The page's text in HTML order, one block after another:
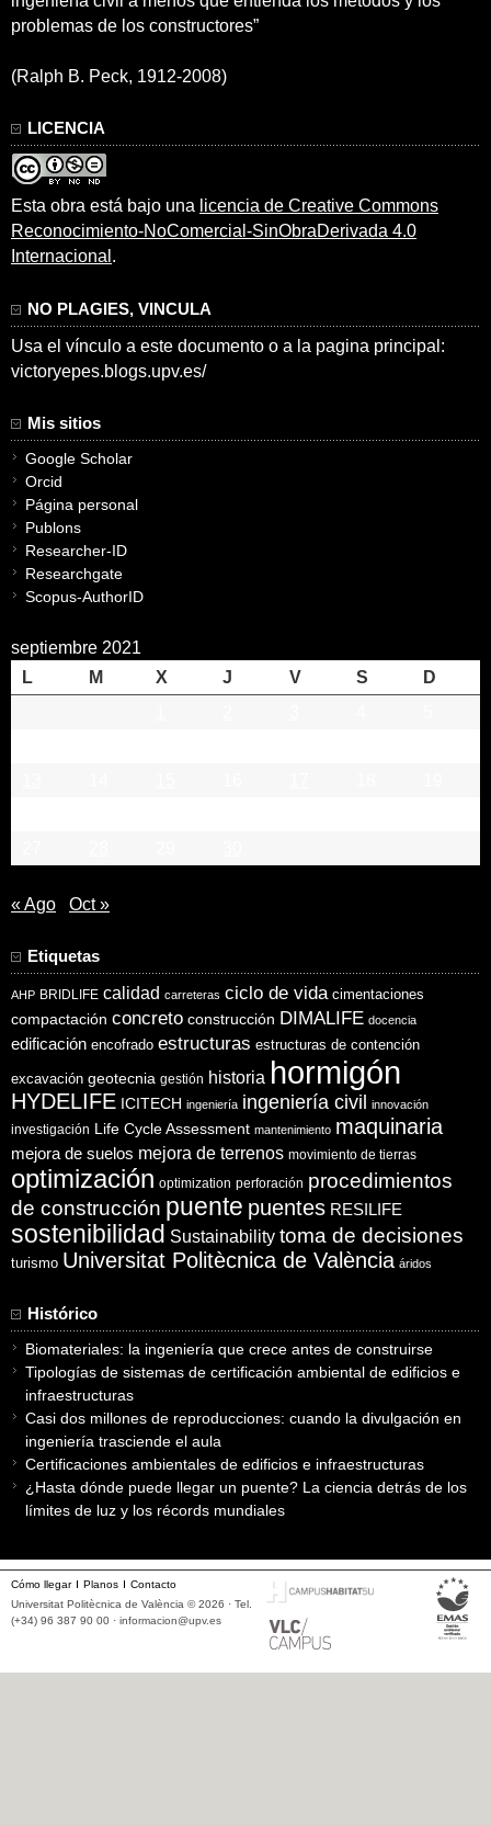
problemas de los constructores”
(Ralph B. Peck, 1912-2008)
LICENCIA
Esta obra está bajo una licencia de Creative Commons
Reconocimiento-NoComercial-SinObraDerivada 4.0
Internacional .
NO PLAGIES, VINCULA
Usa el vínculo a este documento o a la pagina principal:
victoryepes.blogs.upv.es/
Mis sitios
Google Scholar
Orcid
Página personal
Publons
Researcher-ID
Researchgate
Scopus-AuthorID
septiembre 2021
L
M X J V S
D
« Ago Oct »
Etiquetas
AHP BRIDLIFE calidad carreteras ciclo de vida cimentaciones
compactación concreto construcción DIMALIFE docencia
edificación encofrado estructuras estructuras de contención
excavación geotecnia gestión historia hormigón
HYDELIFE ICITECH ingeniería ingeniería civil innovación
investigación Life Cycle Assessment mantenimiento maquinaria
mejora de suelos mejora de terrenos movimiento de tierras
optimización optimization perforación procedimientos
de construcción puente puentes RESILIFE
sostenibilidad Sustainability toma de decisiones
turismo Universitat Politècnica de València áridos
Histórico
Biomateriales: la ingeniería que crece antes de construirse
Tipologías de sistemas de certificación ambiental de edificios e
infraestructuras
Casi dos millones de reproducciones: cuando la divulgación en
ingeniería trasciende el aula
Certificaciones ambientales de edificios e infraestructuras
¿Hasta dónde puede llegar un puente? La ciencia detrás de los
límites de luz y los récords mundiales
Cómo llegar Planos
Contacto
Universitat Politècnica de València © 2026 · Tel.
(+34) 96 387 90 00 · informacion@upv.es